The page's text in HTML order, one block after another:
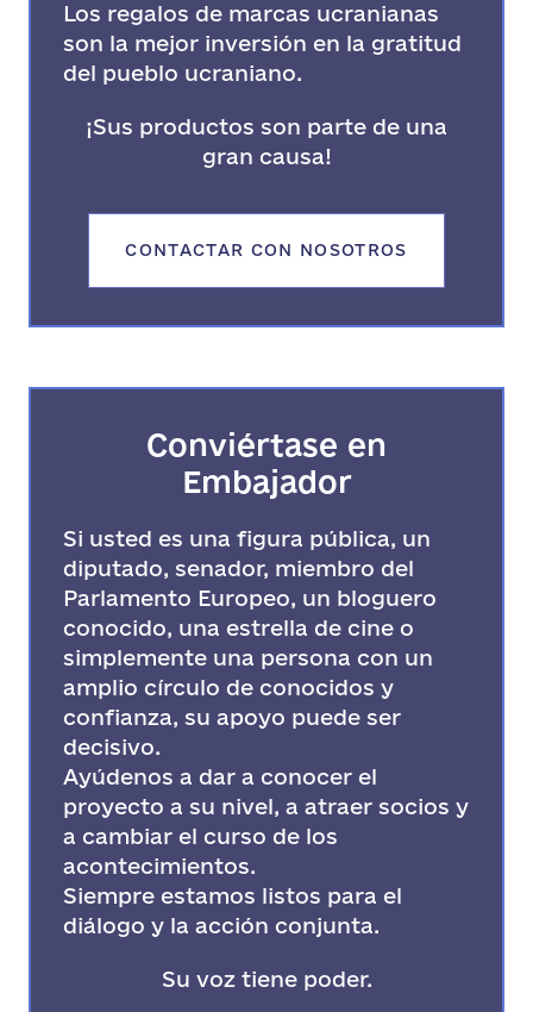
Los regalos de marcas ucranianas
son la mejor inversión en la gratitud
del pueblo ucraniano.
¡Sus productos son parte de una
gran causa!
CONTACTAR CON NOSOTROS
Conviértase en
Embajador
Si usted es una figura pública, un
diputado, senador, miembro del
Parlamento Europeo, un bloguero
conocido, una estrella de cine o
simplemente una persona con un
amplio círculo de conocidos y
confianza, su apoyo puede ser
decisivo.
Ayúdenos a dar a conocer el
proyecto a su nivel, a atraer socios y
a cambiar el curso de los
acontecimientos.
Siempre estamos listos para el
diálogo y la acción conjunta.
Su voz tiene poder.